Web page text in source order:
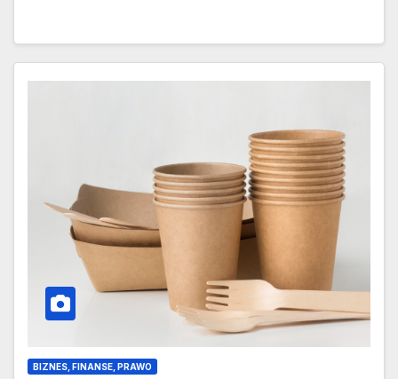
BIZNES, FINANSE, PRAWO